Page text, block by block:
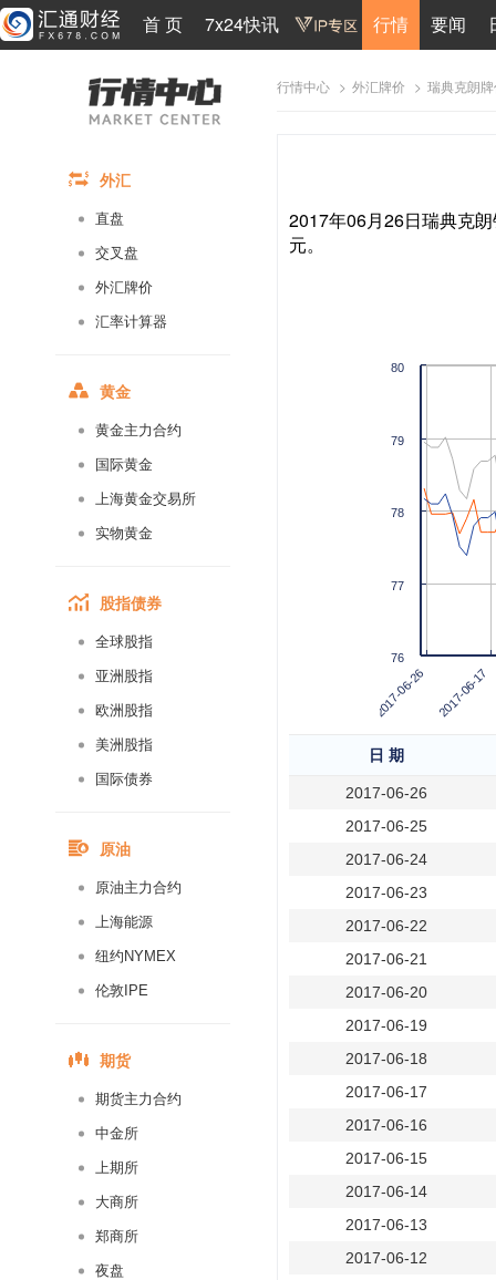
首 页 7x24快讯 行情 要闻
外汇
直盘
交叉盘
外汇牌价
汇率计算器
黄金
黄金主力合约
国际黄金
上海黄金交易所
实物黄金
股指债券
全球股指
亚洲股指
欧洲股指
美洲股指
国际债券
原油
原油主力合约
上海能源
纽约NYMEX
伦敦IPE
期货
期货主力合约
中金所
上期所
大商所
郑商所
夜盘
行情中心 > 外汇牌价 > 瑞典克朗
2017年06月26日瑞典克
元。
2017-06-26 2017-06-17
77
78
79
80
76
日 期
2017-06-26
2017-06-25
2017-06-24
2017-06-23
2017-06-22
2017-06-21
2017-06-20
2017-06-19
2017-06-18
2017-06-17
2017-06-16
2017-06-15
2017-06-14
2017-06-13
2017-06-12